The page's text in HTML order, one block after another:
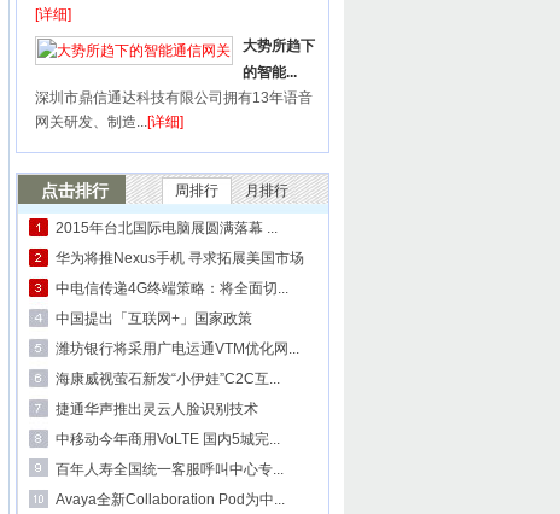
[详细]
大势所趋下
的智能...
深圳市鼎信通达科技有限公司拥有13年语音
网关研发、制造...[详细]
点击排行 周排行 月排行
2015年台北国际电脑展圆满落幕 ...
华为将推Nexus手机 寻求拓展美国市场
中电信传递4G终端策略：将全面切...
中国提出「互联网+」国家政策
潍坊银行将采用广电运通VTM优化网...
海康威视萤石新发“小伊娃”C2C互...
捷通华声推出灵云人脸识别技术
中移动今年商用VoLTE 国内5城完...
百年人寿全国统一客服呼叫中心专...
Avaya全新Collaboration Pod为中...